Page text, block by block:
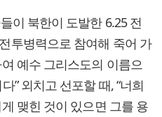
이 북한이 도발한 6.25 전
투병력으로 참여해 죽어 가
예수 그리스도의 이름으
” 외치고 선포할 때, “너희
맺힌 것이 있으면 그를 용